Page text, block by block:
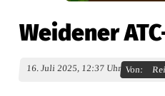
Weidener
16. Juli 2025, 12:37 Uhr Von: